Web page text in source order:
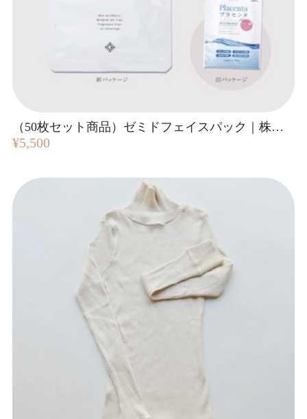
（50枚セット商品）ゼミドフェイスパック｜株式会社フィード
¥5,500